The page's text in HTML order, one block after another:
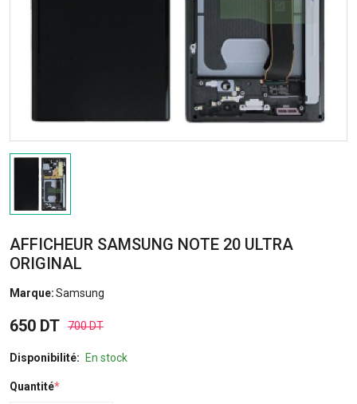
AFFICHEUR SAMSUNG NOTE 20 ULTRA
ORIGINAL
Marque:Samsung
650 DT 700 DT
Disponibilité: En stock
Quantité*